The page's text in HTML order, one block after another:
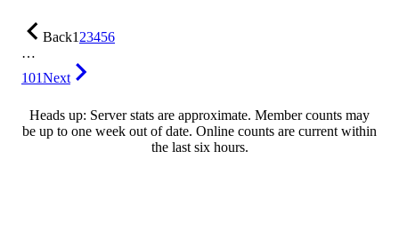
Back123456
…
101Next
Heads up: Server stats are approximate. Member counts may
be up to one week out of date. Online counts are current within
the last six hours.